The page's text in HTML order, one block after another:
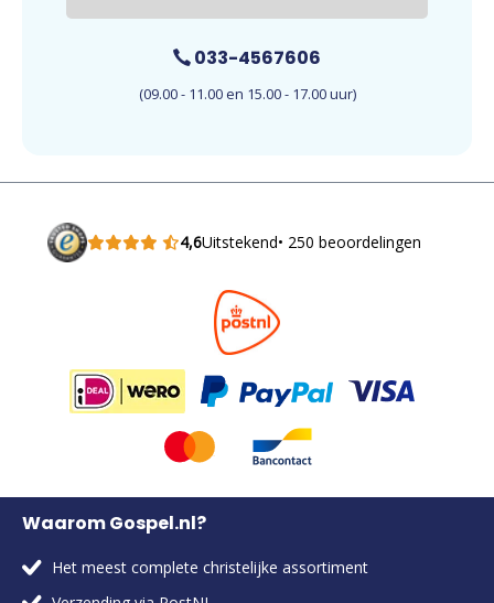
033-4567606
(09.00 - 11.00 en 15.00 - 17.00 uur)
4,6Uitstekend• 250 beoordelingen
Waarom Gospel.nl?
Het meest complete christelijke assortiment